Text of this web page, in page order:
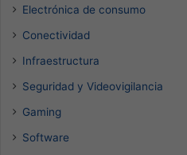
Electrónica de consumo
Conectividad
Infraestructura
Seguridad y Videovigilancia
Gaming
Software